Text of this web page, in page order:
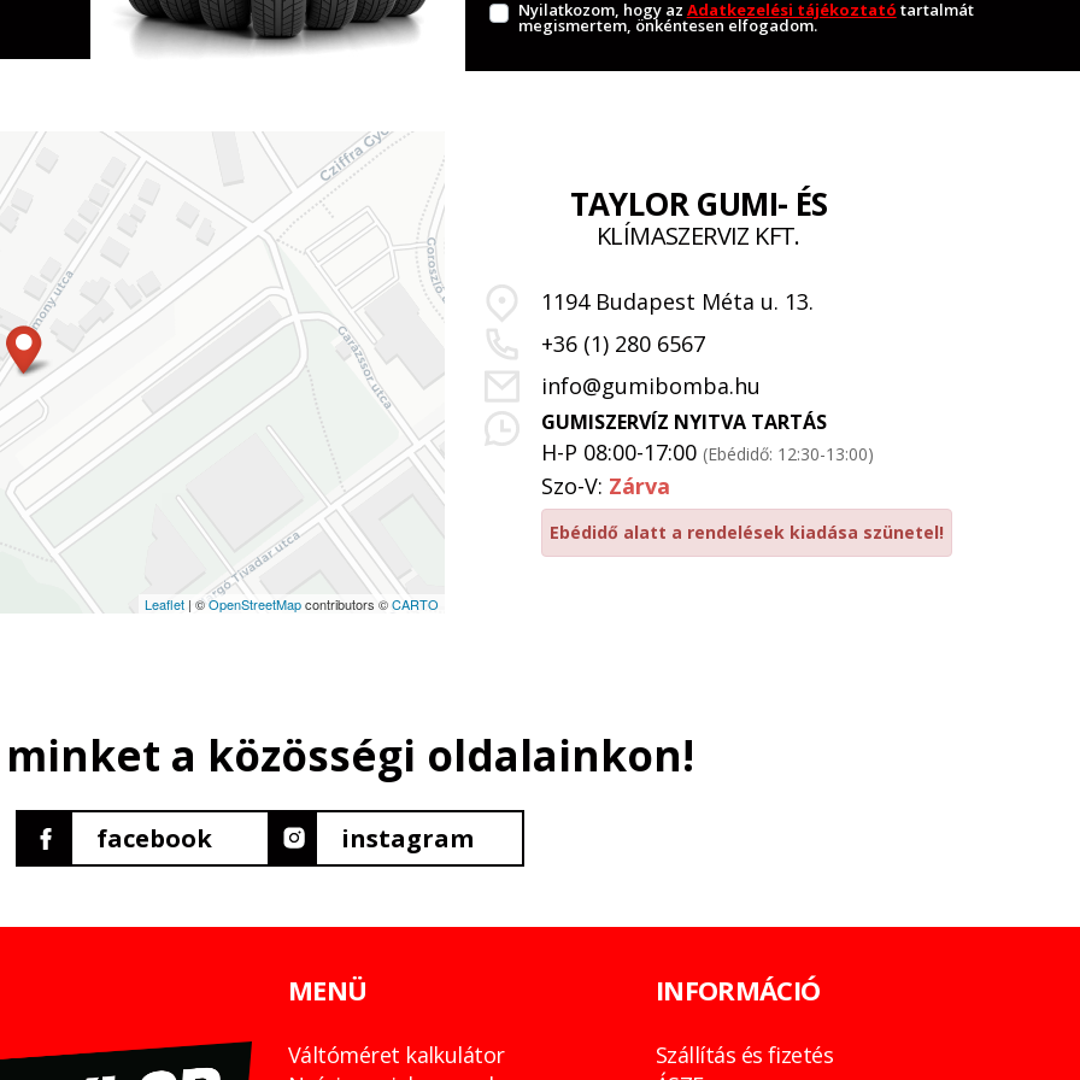
Nyilatkozom, hogy az Adatkezelési tájékoztató tartalmát
megismertem, önkéntesen elfogadom.
Leaflet | ©OpenStreetMapcontributors ©CARTO
TAYLOR GUMI- ÉS
KLÍMASZERVIZ KFT.
1194 Budapest Méta u. 13.
+36 (1) 280 6567
info@gumibomba.hu
GUMISZERVÍZ NYITVA TARTÁS
H-P 08:00-17:00 (Ebédidő: 12:30-13:00)
Szo-V: Zárva
Ebédidő alatt a rendelések kiadása szünetel!
minket a közösségi oldalainkon!
facebook instagram
MENÜ
Váltóméret kalkulátor
INFORMÁCIÓ
Szállítás és fizetés